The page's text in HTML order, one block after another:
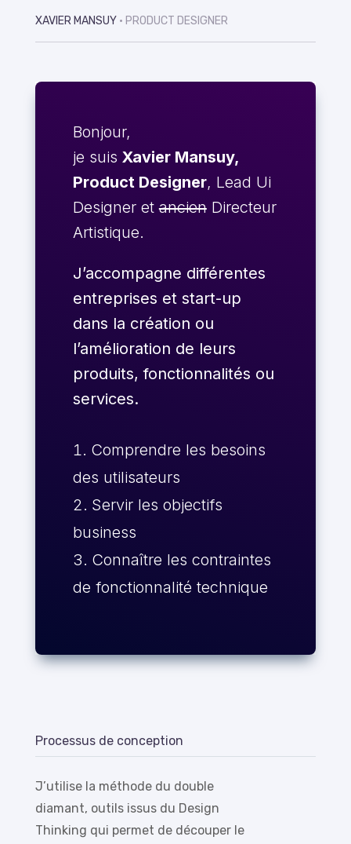
XAVIER MANSUY • PRODUCT DESIGNER
Bonjour,
je suis Xavier Mansuy,
Product Designer, Lead Ui
Designer etancienDirecteur
Artistique.
J’accompagne différentes
entreprises et start-up
dans la création ou
l’amélioration de leurs
produits, fonctionnalités ou
services.
Comprendre les besoins
des utilisateurs
Servir les objectifs
business
Connaître les contraintes
de fonctionnalité technique
Processus de conception
J’utilise la méthode du double
diamant, outils issus du Design
Thinking qui permet de découper le